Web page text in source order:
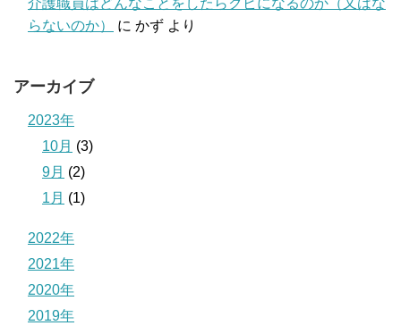
らないのか）
に かず より
アーカイブ
2023年
10月 (3)
9月 (2)
1月 (1)
2022年
2021年
2020年
2019年